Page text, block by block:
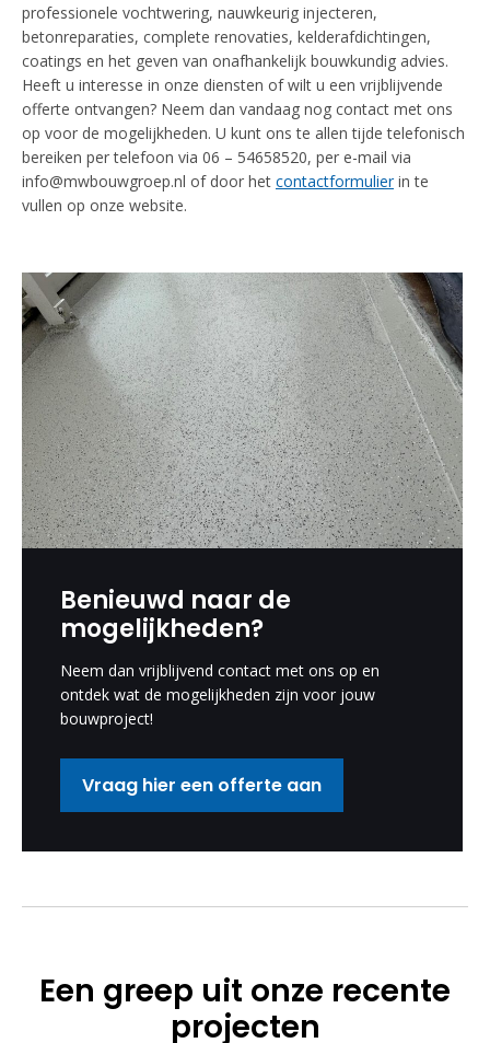
professionele vochtwering, nauwkeurig injecteren,
betonreparaties, complete renovaties, kelderafdichtingen,
coatings en het geven van onafhankelijk bouwkundig advies.
Heeft u interesse in onze diensten of wilt u een vrijblijvende
offerte ontvangen? Neem dan vandaag nog contact met ons
op voor de mogelijkheden. U kunt ons te allen tijde telefonisch
bereiken per telefoon via 06 – 54658520, per e-mail via
info@mwbouwgroep.nl of door het contactformulierin te
vullen op onze website.
Benieuwd naar de
mogelijkheden?
Neem dan vrijblijvend contact met ons op en
ontdek wat de mogelijkheden zijn voor jouw
bouwproject!
Vraag hier een offerte aan
Een greep uit onze recente
projecten